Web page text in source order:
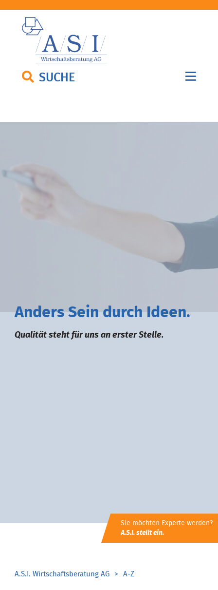
SUCHE
Anders Sein durch deen.
Qualität steht für uns an erster Stelle.
Sie möchten Experte werden?
A.S.I. stellt ein.
A.S.I. Wirtschaftsberatung AG A-Z